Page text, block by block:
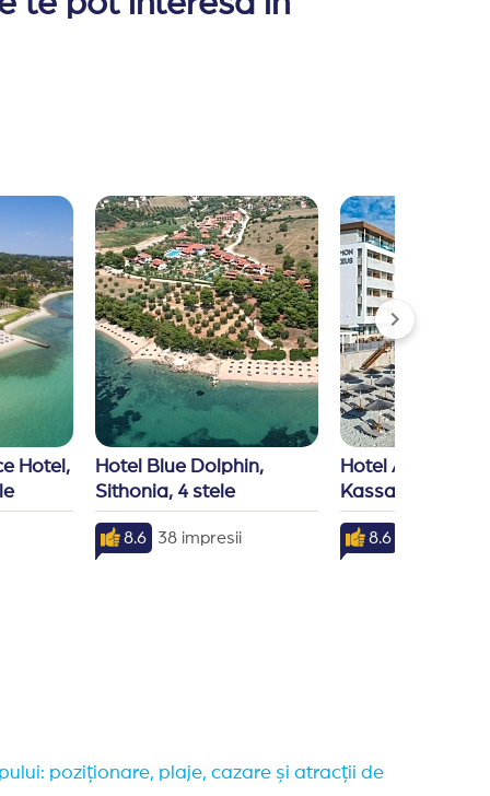
Hotel,
Hotel Blue Dolphin,
Sithonia, 4 stele
8.6 38 impresii
Hotel Ammon
Kassandra, 5
8.6
poziționare, plaje, cazare și atracții de